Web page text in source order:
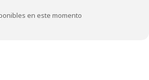
en este momento